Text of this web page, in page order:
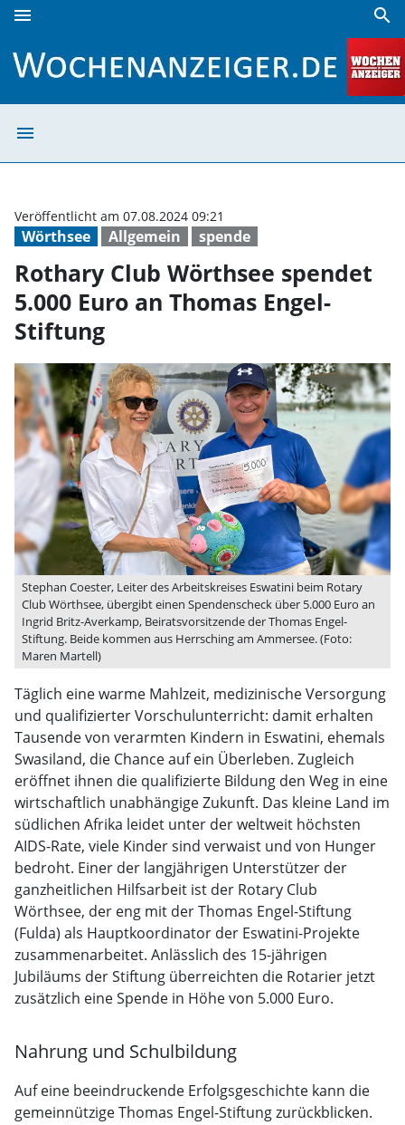
menu search
menu
Wörthsee Allgemein spende
Veröffentlicht am 07.08.2024 09:21
Rothary Club Wörthsee spendet
5.000 Euro an Thomas Engel-
Stiftung
Stephan Coester, Leiter des Arbeitskreises Eswatini beim Rotary
Club Wörthsee, übergibt einen Spendenscheck über 5.000 Euro an
Ingrid Britz-Averkamp, Beiratsvorsitzende der Thomas Engel-
Stiftung. Beide kommen aus Herrsching am Ammersee. (Foto:
Maren Martell)
Täglich eine warme Mahlzeit, medizinische Versorgung
und qualifizierter Vorschulunterricht: damit erhalten
Tausende von verarmten Kindern in Eswatini, ehemals
Swasiland, die Chance auf ein Überleben. Zugleich
eröffnet ihnen die qualifizierte Bildung den Weg in eine
wirtschaftlich unabhängige Zukunft. Das kleine Land im
südlichen Afrika leidet unter der weltweit höchsten
AIDS-Rate, viele Kinder sind verwaist und von Hunger
bedroht. Einer der langjährigen Unterstützer der
ganzheitlichen Hilfsarbeit ist der Rotary Club
Wörthsee, der eng mit der Thomas Engel-Stiftung
(Fulda) als Hauptkoordinator der Eswatini-Projekte
zusammenarbeitet. Anlässlich des 15-jährigen
Jubiläums der Stiftung überreichten die Rotarier jetzt
zusätzlich eine Spende in Höhe von 5.000 Euro.
Nahrung und Schulbildung
Auf eine beeindruckende Erfolgsgeschichte kann die
gemeinnützige Thomas Engel-Stiftung zurückblicken.